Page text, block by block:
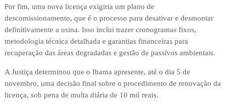
Por fim, uma nova licença exigiria um plano de
descomissionamento, que é o processo para desativar e desmontar
definitivamente a usina. Isso inclui trazer cronogramas fixos,
metodologia técnica detalhada e garantias financeiras para
recuperação das áreas degradadas e gestão de passivos ambientais.
A Justiça determinou que o Ibama apresente, até o dia 5 de
novembro, uma decisão final sobre o procedimento de renovação da
licença, sob pena de multa diária de 10 mil reais.